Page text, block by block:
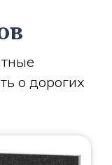
о дорогих